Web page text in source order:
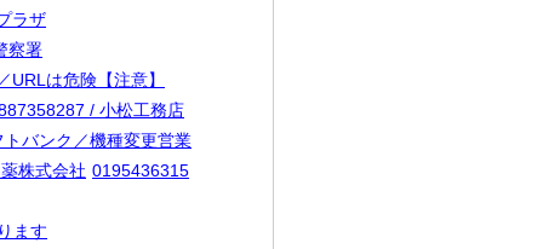
ラザ
察署
は危険【注意】
/ 小松工務店
バンク／機種変更営業
株式会社 0195436315
ます